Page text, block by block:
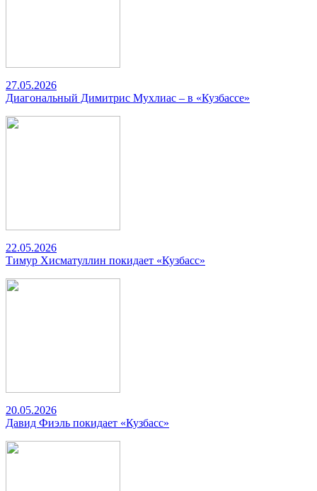
27.05.2026
Диагональный Димитрис Мухлиас – в «Кузбассе»
22.05.2026
Тимур Хисматуллин покидает «Кузбасс»
20.05.2026
Давид Фиэль покидает «Кузбасс»